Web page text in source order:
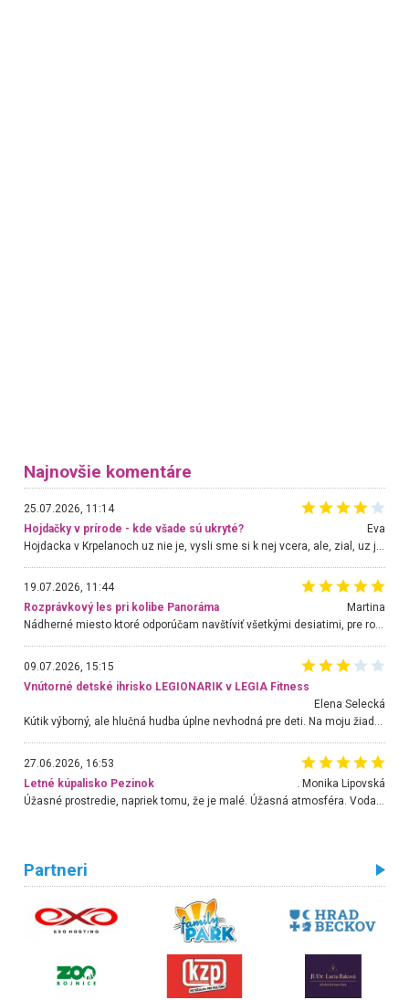
Najnovšie komentáre
25.07.2026, 11:14
Hojdačky v prírode - kde všade sú ukryté?
Eva
19.07.2026, 11:44
Rozprávkový les pri kolibe Panoráma
Martina
Nádherné miesto ktoré odporúčam navštíviť všetkými desiatimi, pre rodiny s deťmi, dôchodcom... Proste a jednoducho ozaj rozprávkový les.. určite ešte prídeme. Odniesli sme si na pamiatku krásne tričká,
09.07.2026, 15:15
Vnútorné detské ihrisko LEGIONARIK v LEGIA Fitness
Elena Selecká
Kútik výborný, ale hlučná hudba úplne nevhodná pre deti. Na moju žiadosť o aspoň sušenie nereagovali.
27.06.2026, 16:53
Letné kúpalisko Pezinok
. Monika Lipovská
Partneri